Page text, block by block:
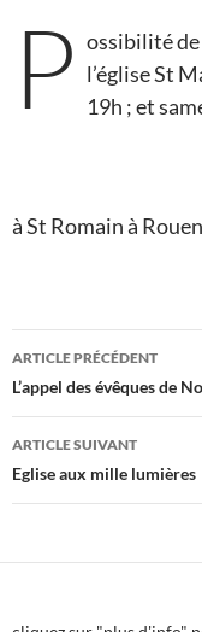
P ossibilité de
l’église St
19h ; et
à St Romain à
Navigation
des
articles
ARTICLE PRÉCÉDENT
L’appel des évêques de
ARTICLE SUIVANT
Eglise aux mille lumières